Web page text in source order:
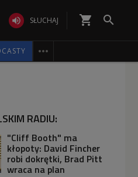
 SŁUCHAJ shopping_cart 

RADIU:
"Cliff Booth" ma
kłopoty: David Fincher
robi dokrętki, Brad Pitt
wraca na plan